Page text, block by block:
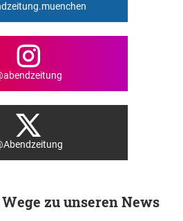
zu unseren News